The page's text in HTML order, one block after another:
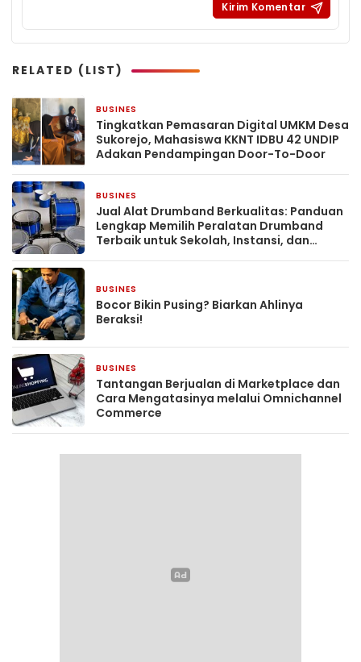
RELATED (LIST)
BUSINES
Tingkatkan Pemasaran Digital UMKM Desa
Sukorejo, Mahasiswa KKNT IDBU 42 UNDIP
Adakan Pendampingan Door-To-Door
BUSINES
Jual Alat Drumband Berkualitas: Panduan
Lengkap Memilih Peralatan Drumband
Terbaik untuk Sekolah, Instansi, dan
BUSINES
Bocor Bikin Pusing? Biarkan Ahlinya
Beraksi!
BUSINES
Tantangan Berjualan di Marketplace dan
Cara Mengatasinya melalui Omnichannel
Commerce